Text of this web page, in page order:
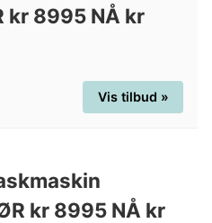
kr 8995 NÅ kr
Vis tilbud »
kr 8995 NÅ kr